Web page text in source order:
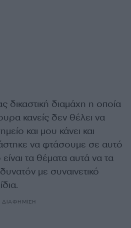
δικαστική διαμάχη η οποία
κανείς δεν θέλει να
και μου κάνει και
να φτάσουμε σε αυτό
είναι τα θέματα αυτά να τα
με συναινετικό
ΔΙΑΦΗΜΙΣΗ